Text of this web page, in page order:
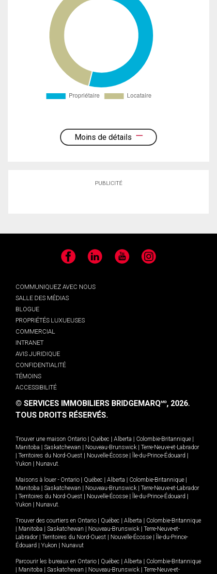
Moins de détails
PUBLICITÉ
Facebook LinkedIn YouTube Instagram
COMMUNIQUEZ AVEC NOUS
SALLE DES MÉDIAS
BLOGUE
PROPRIÉTÉS LUXUEUSES
COMMERCIAL
INTRANET
AVIS JURIDIQUE
CONFIDENTIALITÉ
TÉMOINS
ACCESSIBILITÉ
© SERVICES IMMOBILIERS BRIDGEMARQMD, 2026.
TOUS DROITS RÉSERVÉS.
Trouver une maison Ontario Québec Alberta Colombie-Britannique
Manitoba
Saskatchewan Nouveau-Brunswick
Terre-Neuve-et-Labrador
Territoires du Nord-Ouest Nouvelle-Écosse Île-du-Prince-Édouard
Yukon
Nunavut.
Maisons à louer - Ontario Québec Alberta Colombie-Britannique
Manitoba
Saskatchewan Nouveau-Brunswick
Terre-Neuve-et-Labrador
Territoires du Nord-Ouest Nouvelle-Écosse Île-du-Prince-Édouard
Yukon
Nunavut.
Trouver des courtiers en Ontario Québec Alberta
Colombie-Britannique
Manitoba Saskatchewan Nouveau-Brunswick
Terre-Neuve-et-
Labrador
Territoires du Nord-Ouest Nouvelle-Écosse
Île-du-Prince-
Édouard
Yukon Nunavut
Parcourir les bureaux en Ontario Québec Alberta
Colombie-Britannique
Manitoba Saskatchewan Nouveau-Brunswick
Terre-Neuve-et-